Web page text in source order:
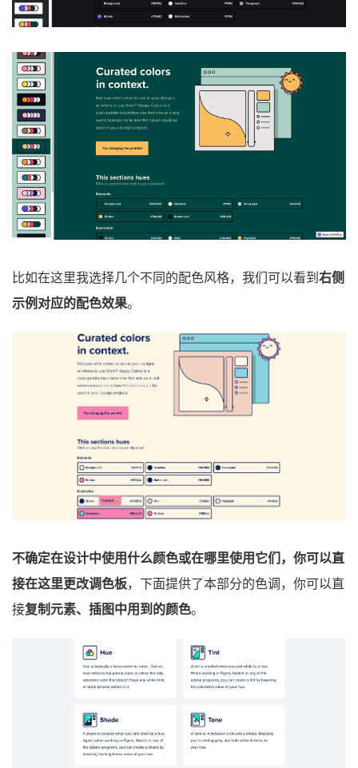
比如在这里我选择几个不同的配色风格，我们可以看到右侧
示例对应的配色效果。
不确定在设计中使用什么颜色或在哪里使用它们，你可以直
接在这里更改调色板，下面提供了本部分的色调，你可以直
接复制元素、插图中用到的颜色。